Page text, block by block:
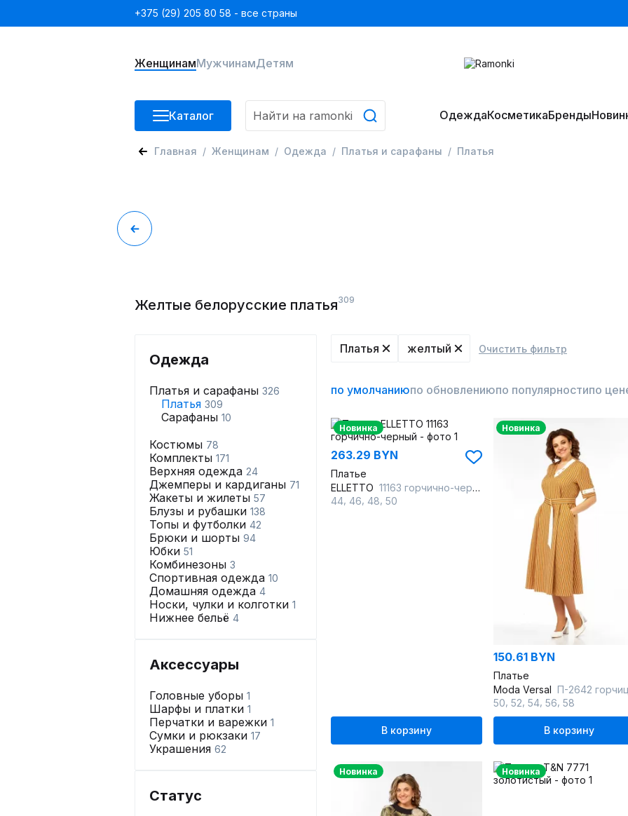
+375 (29) 205 80 58 - все страны
ЖенщинамМужчинамДетям
Каталог ОдеждаКосметикаБренды
Главная Женщинам Одежда Платья и сарафаны Платья
Желтые белорусские платья309
Одежда
Платья и сарафаны 326
Платья 309
Сарафаны 10
Костюмы 78
Комплекты 171
Верхняя одежда 24
Джемперы и кардиганы 71
Жакеты и жилеты 57
Блузы и рубашки 138
Топы и футболки 42
Брюки и шорты 94
Юбки 51
Комбинезоны 3
Спортивная одежда 10
Домашняя одежда 4
Носки, чулки и колготки 1
Нижнее бельё 4
Аксессуары
Головные уборы 1
Шарфы и платки 1
Перчатки и варежки 1
Сумки и рюкзаки 17
Украшения 62
Статус
Платья желтый Очистить фильтр
по умолчаниюпо обновлениюпо популярностипо
Новинка
263.29 BYN
Платье
ELLETTO 11163 горчично-черный
44 46 48 50
В корзину
Новинка
150.61 BYN
Платье
Moda Versal П-2642
50 52 54 56 58
В корзину
Новинка Новинка